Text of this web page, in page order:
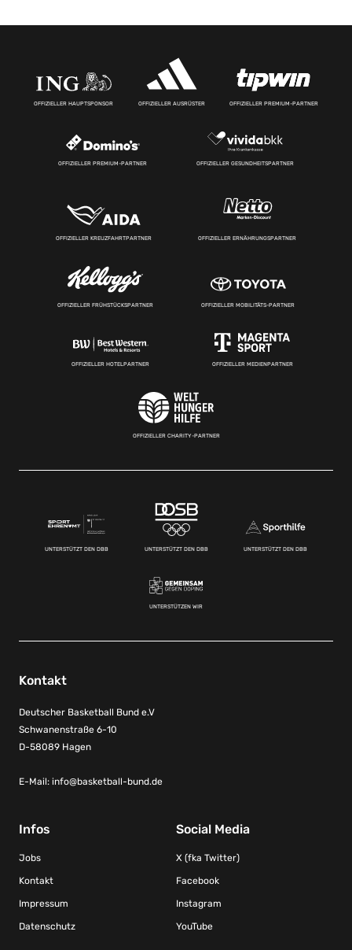
OFFIZIELLER HAUPTSPONSOR OFFIZIELLER AUSRÜSTER OFFIZIELLER PREMIUM-PARTNER
OFFIZIELLER PREMIUM-PARTNER OFFIZIELLER GESUNDHEITSPARTNER
OFFIZIELLER KREUZFAHRTPARTNER OFFIZIELLER ERNÄHRUNGSPARTNER
OFFIZIELLER FRÜHSTÜCKSPARTNER OFFIZIELLER MOBILITÄTS-PARTNER
OFFIZIELLER HOTELPARTNER OFFIZIELLER MEDIENPARTNER
OFFIZIELLER CHARITY-PARTNER
UNTERSTÜTZT DEN DBB UNTERSTÜTZT DEN DBB UNTERSTÜTZT DEN DBB
UNTERSTÜTZEN WIR
Kontakt
Deutscher Basketball Bund e.V
Schwanenstraße 6-10
D-58089 Hagen
E-Mail: info@basketball-bund.de
Infos
Jobs
Kontakt
Impressum
Datenschutz
Social Media
X (fka Twitter)
Facebook
Instagram
YouTube